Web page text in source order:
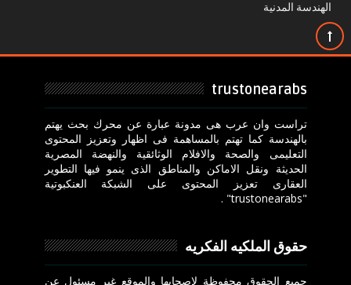
الهندسة المدنية
trustonearabs
تراست وان عرب هى مدونة عبارة عن محرك بحث يهتم
بالهندسة كما تهتم بالمساهمة فى اظهار وتعزيز المحتوى
التعليمى والصحة والافلام الوثائقية والنهضة المصرية
الحديثة ونقل الاماكن والمناطق الذى ينمو فيها التطوير
العقارى تعزيز المحتوى على الشبكة العنكبوتية
"trustonearabs" .
حقوق الملكيه الفكريه
جميع الحقوق محفوظة لاصحابها والموقع غير مسئول عن